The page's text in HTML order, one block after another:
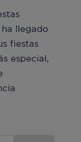
llegado
fiestas
especial,